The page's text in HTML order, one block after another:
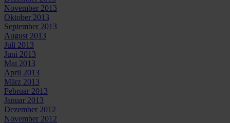
November 2013
Oktober 2013
September 2013
August 2013
Juli 2013
Juni 2013
Mai 2013
April 2013
März 2013
Februar 2013
Januar 2013
Dezember 2012
November 2012